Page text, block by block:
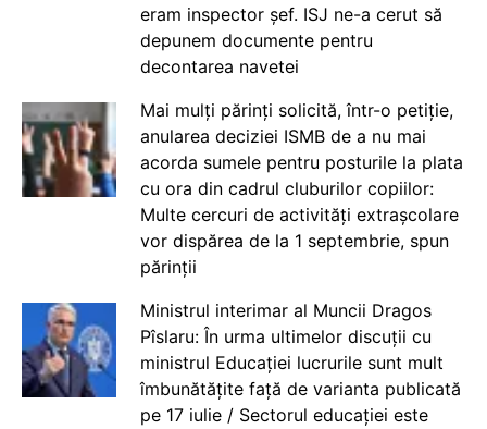
eram inspector șef. ISJ ne-a cerut să
depunem documente pentru
decontarea navetei
Mai mulți părinți solicită, într-o petiție,
anularea deciziei ISMB de a nu mai
acorda sumele pentru posturile la plata
cu ora din cadrul cluburilor copiilor:
Multe cercuri de activități extrașcolare
vor dispărea de la 1 septembrie, spun
părinții
Ministrul interimar al Muncii Dragos
Pîslaru: În urma ultimelor discuții cu
ministrul Educației lucrurile sunt mult
îmbunătățite față de varianta publicată
pe 17 iulie / Sectorul educației este